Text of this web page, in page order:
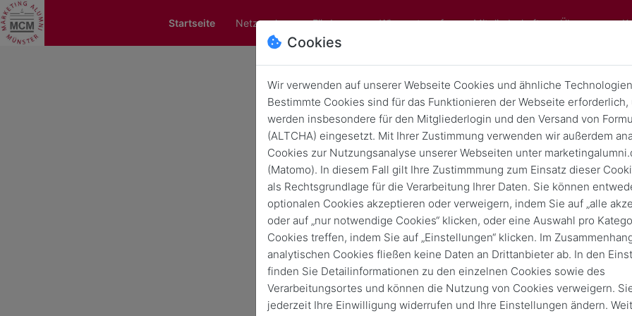
Startseite Netzwerken Förderung Wissenstransfer Mitgliedschaft Über uns
Verleihung der Henkel Thesis Awards
Zurück 17. Nov. 2025
Cookies
Wir verwenden auf unserer Webseite Cookies und ähnliche
Bestimmte Cookies sind für das Funktionieren der Webseite erforderlich,
werden insbesondere für den Mitgliederlogin und den Versand von
(ALTCHA) eingesetzt. Mit Ihrer Zustimmung verwenden wir außerdem
Cookies zur Nutzungsanalyse unserer Webseiten unter
(Matomo). In diesem Fall gilt Ihre Zustimmmung zum Einsatz dieser
als Rechtsgrundlage für die Verarbeitung Ihrer Daten. Sie können
optionalen Cookies akzeptieren oder verweigern, indem Sie auf „alle
oder auf „nur notwendige Cookies“ klicken, oder eine Auswahl pro
Cookies treffen, indem Sie auf „Einstellungen“ klicken. Im
analytischen Cookies fließen keine Daten an Drittanbieter ab. In den
finden Sie Detailinformationen zu den einzelnen Cookies sowie des
Verarbeitungsortes und können die Nutzung von Cookies verweigern.
jederzeit Ihre Einwilligung widerrufen und Ihre Einstellungen ändern.